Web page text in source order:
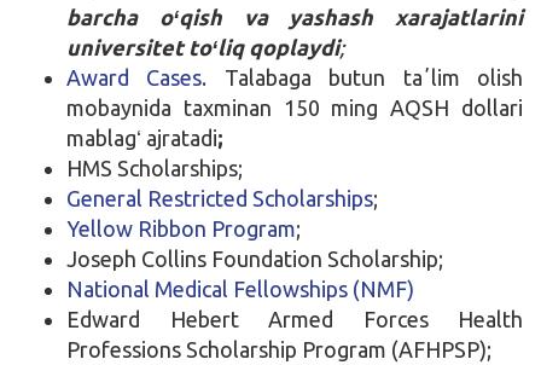
barcha oʻqish va yashash xarajatlarini
universitet toʻliq qoplaydi;
Award Cases. Talabaga butun taʼlim olish
mobaynida taxminan 150 ming AQSH dollari
mablagʻ ajratadi;
HMS Scholarships;
General Restricted Scholarships;
Yellow Ribbon Program;
Joseph Collins Foundation Scholarship;
National Medical Fellowships (NMF)
Edward Hebert Armed Forces Health
Professions Scholarship Program (AFHPSP);